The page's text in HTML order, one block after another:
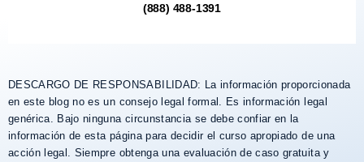
(888) 488-1391
DESCARGO DE RESPONSABILIDAD: La información proporcionada
en este blog no es un consejo legal formal. Es información legal
genérica. Bajo ninguna circunstancia se debe confiar en la
información de esta página para decidir el curso apropiado de una
acción legal. Siempre obtenga una evaluación de caso gratuita y